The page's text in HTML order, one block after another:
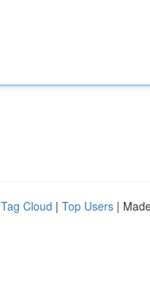
Tag Cloud | Top Users |